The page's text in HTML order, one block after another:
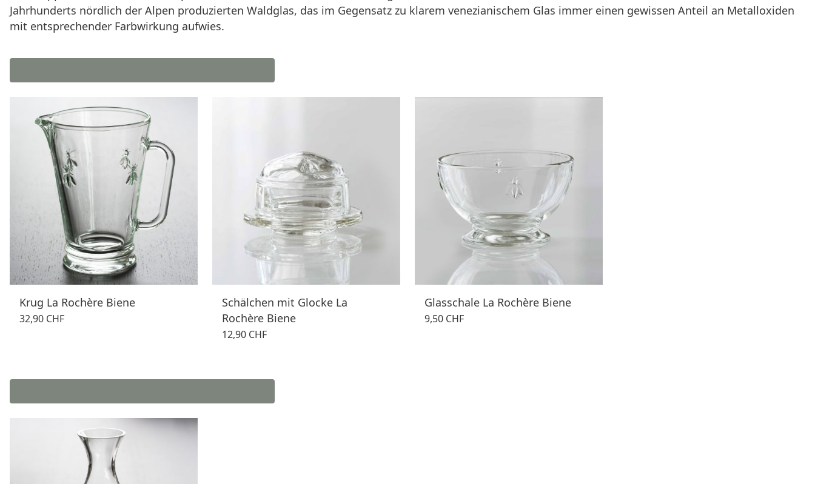
Jahrhunderts nördlich der Alpen produzierten Waldglas, das im Gegensatz zu klarem venezianischem Glas immer einen gewissen Anteil an Metalloxiden
mit entsprechender Farbwirkung aufwies.
Krug La Rochère Biene
32,90 CHF
Schälchen mit Glocke La
Rochère Biene
12,90 CHF
Glasschale La Rochère Biene
9,50 CHF